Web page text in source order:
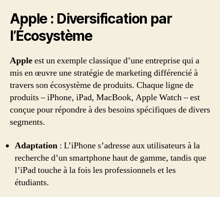
Apple : Diversification par
l’Écosystème
Appleest un exemple classique d’une entreprise qui a
mis en œuvre une stratégie de marketing différencié à
travers son écosystème de produits. Chaque ligne de
produits – iPhone, iPad, MacBook, Apple Watch – est
conçue pour répondre à des besoins spécifiques de divers
segments.
Adaptation : L’iPhone s’adresse aux utilisateurs à la
recherche d’un smartphone haut de gamme, tandis que
l’iPad touche à la fois les professionnels et les
étudiants.